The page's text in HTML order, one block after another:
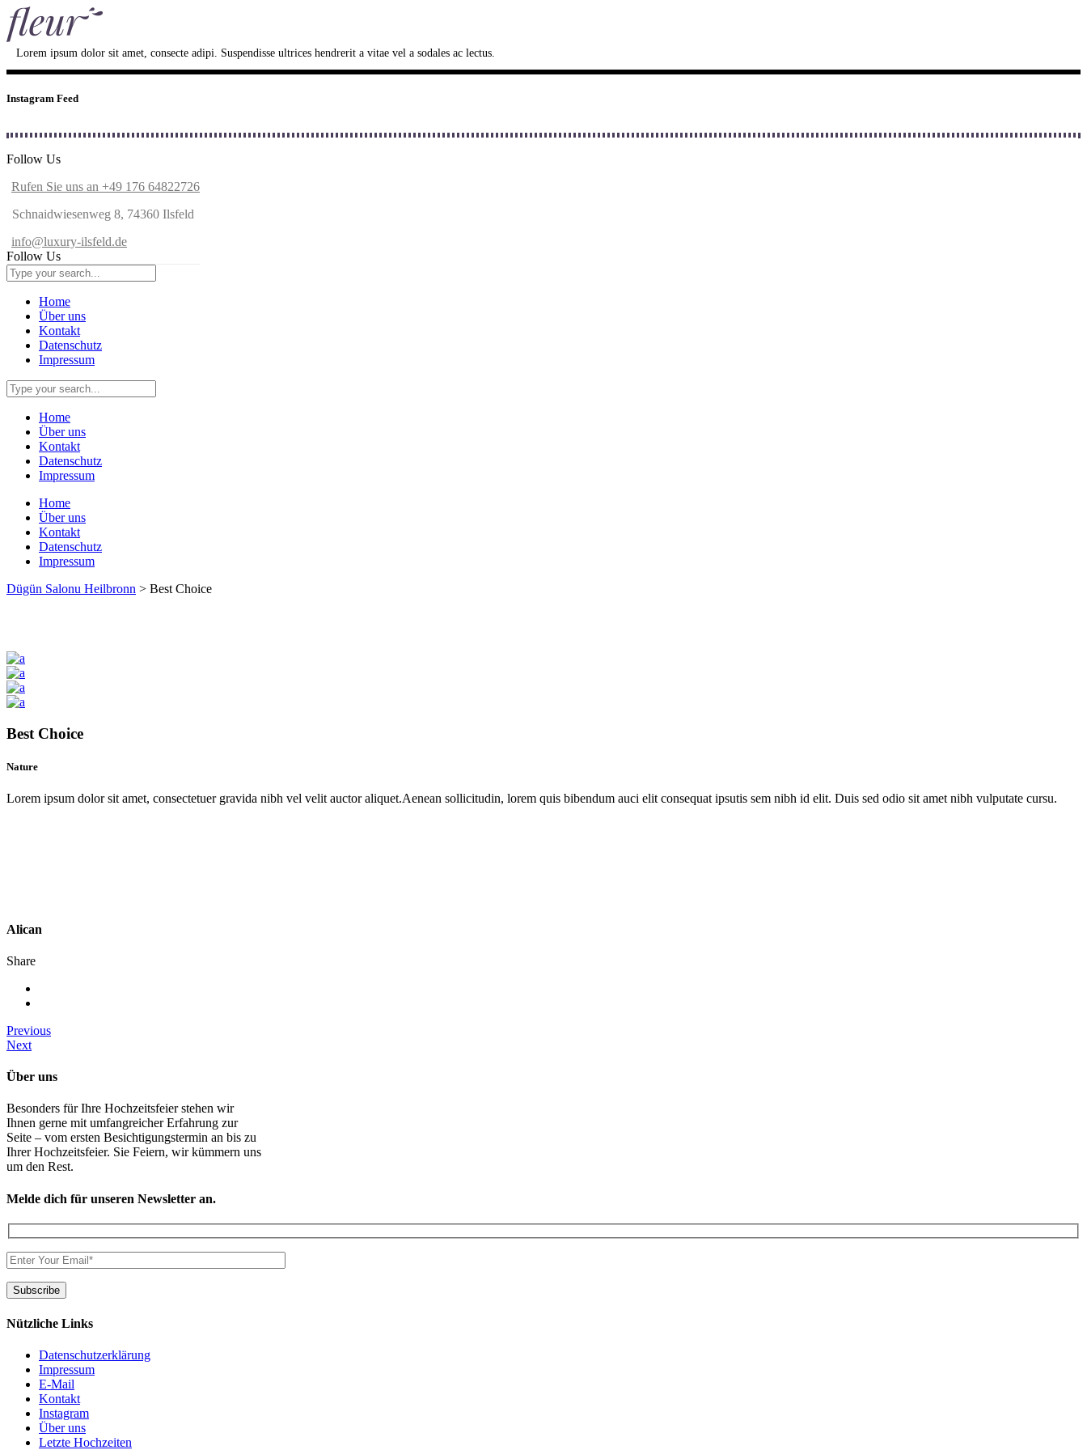
Lorem ipsum dolor sit amet, consecte adipi. Suspendisse ultrices hendrerit a vitae vel a sodales ac lectus.
Instagram Feed
Follow Us
Rufen Sie uns an +49 176 64822726
Schnaidwiesenweg 8, 74360 Ilsfeld
info@luxury-ilsfeld.de
Follow Us
Home
Über uns
Kontakt
Datenschutz
Impressum
Home
Über uns
Kontakt
Datenschutz
Impressum
Home
Über uns
Kontakt
Datenschutz
Impressum
Dügün Salonu Heilbronn > Best Choice
Best Choice
Nature
Lorem ipsum dolor sit amet, consectetuer gravida nibh vel velit auctor aliquet.Aenean sollicitudin, lorem quis bibendum auci elit consequat ipsutis sem nibh id elit. Duis sed odio sit amet nibh vulputate cursu.
Alican
Share
Previous
Next
Über uns
Besonders für Ihre Hochzeitsfeier stehen wir
Ihnen gerne mit umfangreicher Erfahrung zur
Seite – vom ersten Besichtigungstermin an bis zu
Ihrer Hochzeitsfeier. Sie Feiern, wir kümmern uns
um den Rest.
Melde dich für unseren Newsletter an.
Nützliche Links
Datenschutzerklärung
Impressum
E-Mail
Kontakt
Instagram
Über uns
Letzte Hochzeiten